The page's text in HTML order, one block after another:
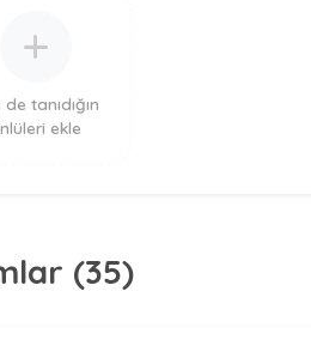
de tanıdığın
ekle
(35)